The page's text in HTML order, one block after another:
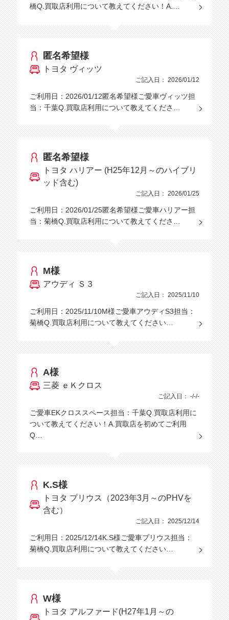
橋Q.買取店利用について教えてください！A.…
匿名希望様
トヨタ ヴィッツ
ご記入日： 2026/01/12
ご利用日：2026/01/12匿名希望様ご愛車ヴィッツ担
当：千葉Q.買取店利用について教えてくださ…
匿名希望様
トヨタ ハリアー (H25年12月～のハイブリ
ッド含む)
ご記入日： 2026/01/25
ご利用日：2026/01/25匿名希望様ご愛車ハリアー担
当：菊橋Q.買取店利用について教えてくださ…
M様
アウディ Ｓ３
ご記入日： 2025/11/10
ご利用日：2025/11/10M様ご愛車アウディS3担当：
菊橋Q.買取店利用について教えてください…
A様
三菱 ｅＫクロス
ご記入日： -/-/-
ご愛車EKクロススペース担当：千葉Q.買取店利用に
ついて教えてください！A.買取店を初めてご利用
Q…
K.S様
トヨタ プリウス（2023年3月～のPHVを
含む）
ご記入日： 2025/12/14
ご利用日：2025/12/14K.S様ご愛車プリウス担当：
菊橋Q.買取店利用について教えてください…
W様
トヨタ アルファード(H27年1月～の